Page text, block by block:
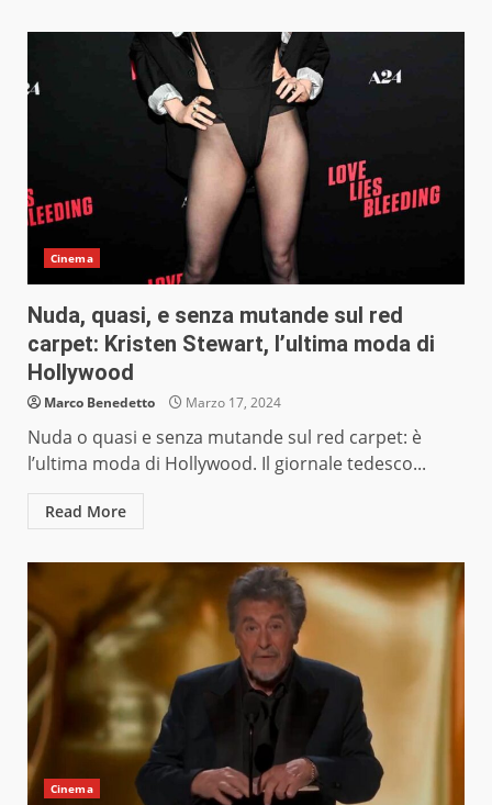
Cinema
Nuda, quasi, e senza mutande sul red
carpet: Kristen Stewart, l’ultima moda di
Hollywood
Marco Benedetto Marzo 17, 2024
Nuda o quasi e senza mutande sul red carpet: è
l’ultima moda di Hollywood. Il giornale tedesco...
Read More
Cinema